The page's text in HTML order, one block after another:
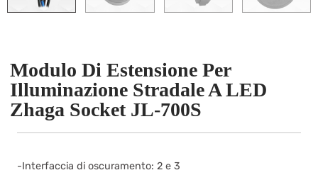
Modulo Di Estensione Per
Illuminazione Stradale A LED
Zhaga Socket JL-700S
-Interfaccia di oscuramento: 2 e 3